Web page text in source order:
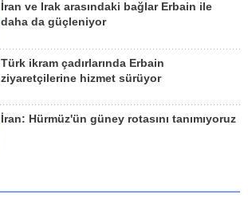
İran ve Irak arasındaki bağlar Erbain ile
daha da güçleniyor
Türk ikram çadırlarında Erbain
ziyaretçilerine hizmet sürüyor
İran: Hürmüz'ün güney rotasını tanımıyoruz